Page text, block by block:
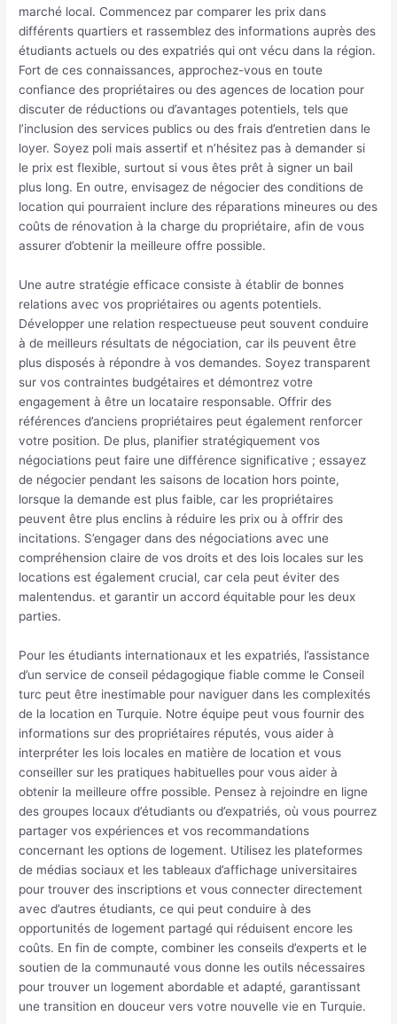
marché local. Commencez par comparer les prix dans
différents quartiers et rassemblez des informations auprès des
étudiants actuels ou des expatriés qui ont vécu dans la région.
Fort de ces connaissances, approchez-vous en toute
confiance des propriétaires ou des agences de location pour
discuter de réductions ou d’avantages potentiels, tels que
l’inclusion des services publics ou des frais d’entretien dans le
loyer. Soyez poli mais assertif et n’hésitez pas à demander si
le prix est flexible, surtout si vous êtes prêt à signer un bail
plus long. En outre, envisagez de négocier des conditions de
location qui pourraient inclure des réparations mineures ou des
coûts de rénovation à la charge du propriétaire, afin de vous
assurer d’obtenir la meilleure offre possible.
Une autre stratégie efficace consiste à établir de bonnes
relations avec vos propriétaires ou agents potentiels.
Développer une relation respectueuse peut souvent conduire
à de meilleurs résultats de négociation, car ils peuvent être
plus disposés à répondre à vos demandes. Soyez transparent
sur vos contraintes budgétaires et démontrez votre
engagement à être un locataire responsable. Offrir des
références d’anciens propriétaires peut également renforcer
votre position. De plus, planifier stratégiquement vos
négociations peut faire une différence significative ; essayez
de négocier pendant les saisons de location hors pointe,
lorsque la demande est plus faible, car les propriétaires
peuvent être plus enclins à réduire les prix ou à offrir des
incitations. S’engager dans des négociations avec une
compréhension claire de vos droits et des lois locales sur les
locations est également crucial, car cela peut éviter des
malentendus. et garantir un accord équitable pour les deux
parties.
Pour les étudiants internationaux et les expatriés, l’assistance
d’un service de conseil pédagogique fiable comme le Conseil
turc peut être inestimable pour naviguer dans les complexités
de la location en Turquie. Notre équipe peut vous fournir des
informations sur des propriétaires réputés, vous aider à
interpréter les lois locales en matière de location et vous
conseiller sur les pratiques habituelles pour vous aider à
obtenir la meilleure offre possible. Pensez à rejoindre en ligne
des groupes locaux d’étudiants ou d’expatriés, où vous pourrez
partager vos expériences et vos recommandations
concernant les options de logement. Utilisez les plateformes
de médias sociaux et les tableaux d’affichage universitaires
pour trouver des inscriptions et vous connecter directement
avec d’autres étudiants, ce qui peut conduire à des
opportunités de logement partagé qui réduisent encore les
coûts. En fin de compte, combiner les conseils d’experts et le
soutien de la communauté vous donne les outils nécessaires
pour trouver un logement abordable et adapté, garantissant
une transition en douceur vers votre nouvelle vie en Turquie.